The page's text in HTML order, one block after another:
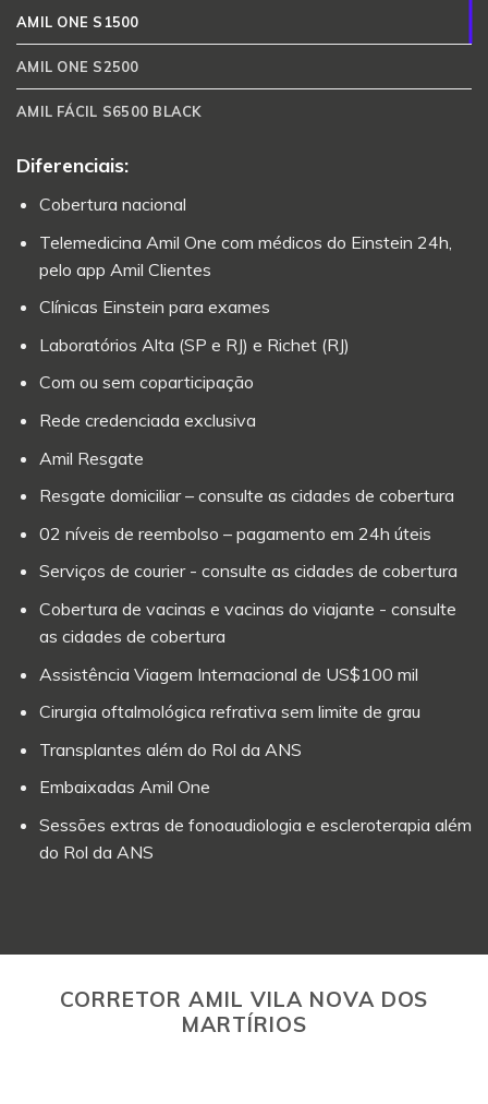
AMIL ONE S1500
AMIL ONE S2500
AMIL FÁCIL S6500 BLACK
Diferenciais:
Cobertura nacional
Telemedicina Amil One com médicos do Einstein 24h,
pelo app Amil Clientes
Clínicas Einstein para exames
Laboratórios Alta (SP e RJ) e Richet (RJ)
Com ou sem coparticipação
Rede credenciada exclusiva
Amil Resgate
Resgate domiciliar – consulte as cidades de cobertura
02 níveis de reembolso – pagamento em 24h úteis
Serviços de courier - consulte as cidades de cobertura
Cobertura de vacinas e vacinas do viajante - consulte
as cidades de cobertura
Assistência Viagem Internacional de US$100 mil
Cirurgia oftalmológica refrativa sem limite de grau
Transplantes além do Rol da ANS
Embaixadas Amil One
Sessões extras de fonoaudiologia e escleroterapia além
do Rol da ANS
CORRETOR AMIL VILA NOVA DOS
MARTÍRIOS